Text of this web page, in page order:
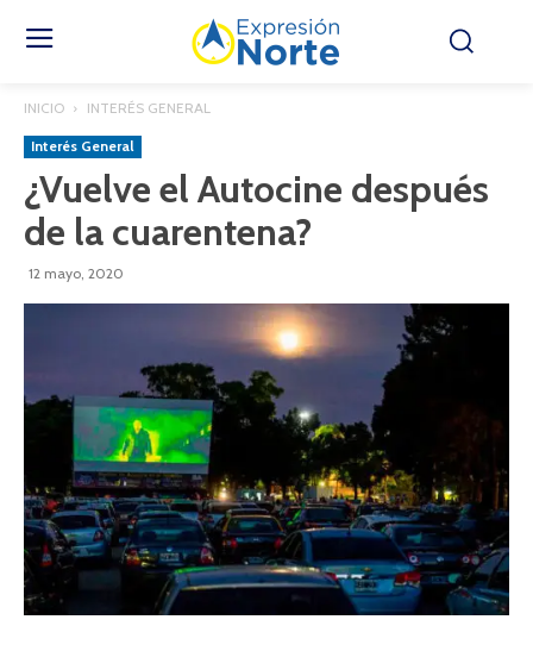
INICIO INTERÉS GENERAL
Interés General
¿Vuelve el Autocine después
de la cuarentena?
12 mayo, 2020